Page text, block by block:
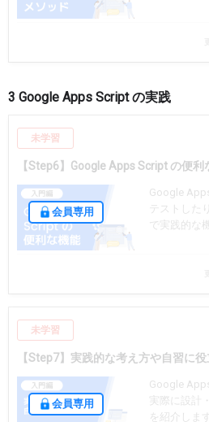
3 Google Apps Script の実践
会員専用
未学習
【Step6】Google Apps Script の便利
Google
テストした
で実践的な
会員専用
未学習
【Step7】実践的な考え方や自習に
Google
実際に設計
を紹介しま